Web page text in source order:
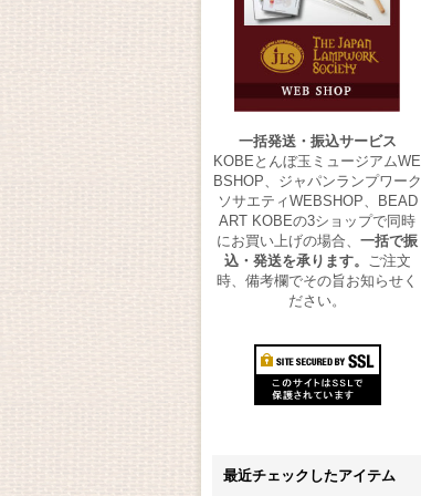
一括発送・振込サービス
KOBEとんぼ玉ミュージアムWE
BSHOP、ジャパンランプワーク
ソサエティWEBSHOP、BEAD
ART KOBEの3ショップで同時
にお買い上げの場合、 一括で振
込・発送を承ります。 ご注文
時、備考欄でその旨お知らせく
ださい。
最近チェックしたアイテム